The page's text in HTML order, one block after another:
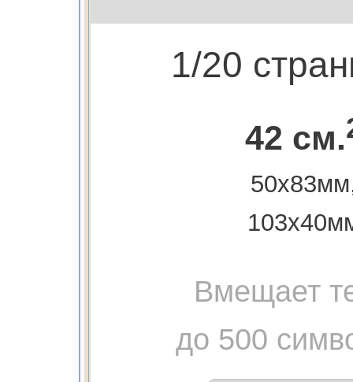
1/20
42 см.
Вмещает
до 500